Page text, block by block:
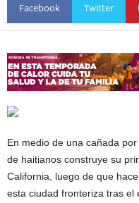
Facebook Twitter
En medio de una cañada
de haitianos construye su
California, luego de que
esta ciudad fronteriza tras el